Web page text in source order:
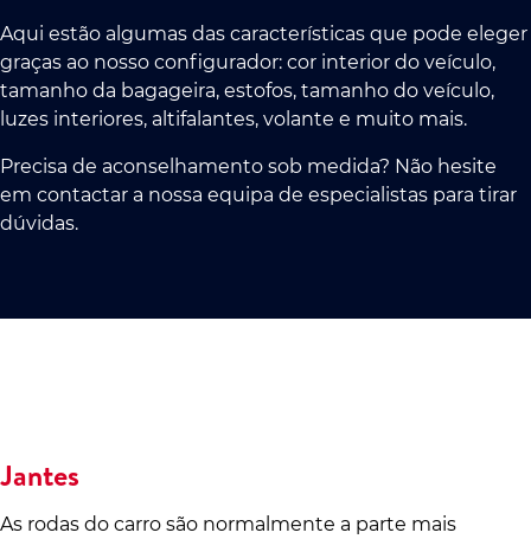
Aqui estão algumas das características que pode eleger
graças ao nosso configurador: cor interior do veículo,
tamanho da bagageira, estofos, tamanho do veículo,
luzes interiores, altifalantes, volante e muito mais.
Precisa de aconselhamento sob medida? Não hesite
em contactar a nossa equipa de especialistas para tirar
dúvidas.
Jantes
As rodas do carro são normalmente a parte mais